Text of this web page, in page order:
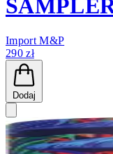
Import M&P
290 zł
Dodaj